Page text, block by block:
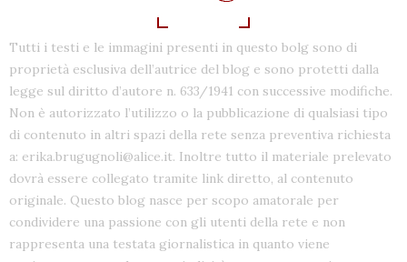
Tutti i testi e le immagini presenti in questo bolg sono di
proprietà esclusiva dell’autrice del blog e sono protetti dalla
legge sul diritto d’autore n. 633/1941 con successive modifiche.
Non è autorizzato l’utilizzo o la pubblicazione di qualsiasi tipo
di contenuto in altri spazi della rete senza preventiva richiesta
a: erika.brugugnoli@alice.it. Inoltre tutto il materiale prelevato
dovrà essere collegato tramite link diretto, al contenuto
originale. Questo blog nasce per scopo amatorale per
condividere una passione con gli utenti della rete e non
rappresenta una testata giornalistica in quanto viene